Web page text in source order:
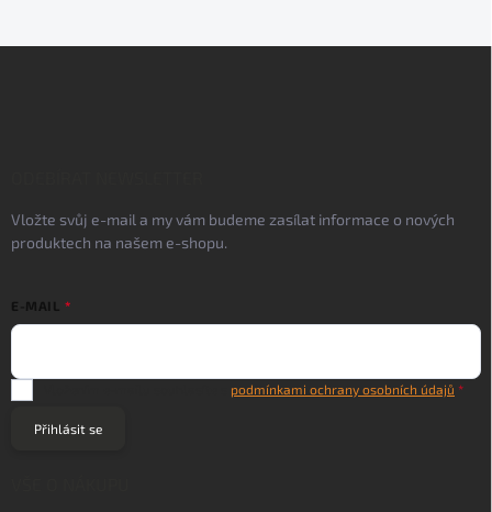
Vložte svůj e-mail a my vám budeme zasílat informace o nových
produktech na našem e-shopu.
E-MAIL
podmínkami ochrany osobních údajů
Přihlásit se